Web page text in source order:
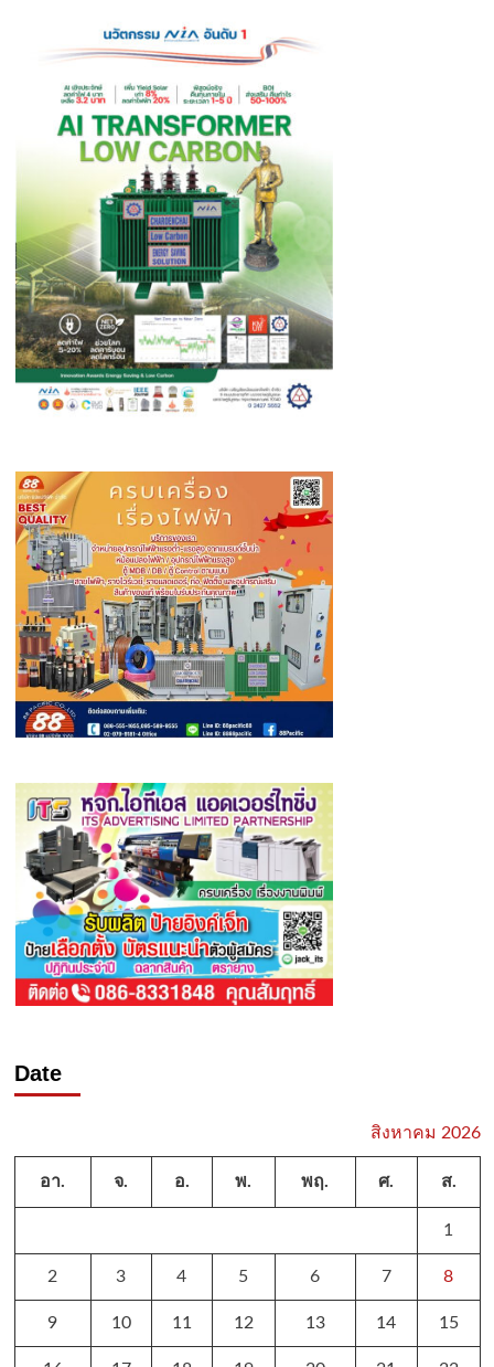
Date
สิงหาคม 2026
อา. จ. อ. พ. พฤ. ศ. ส.
1
2 3 4 5 6 7 8
9 10 11 12 13 14 15